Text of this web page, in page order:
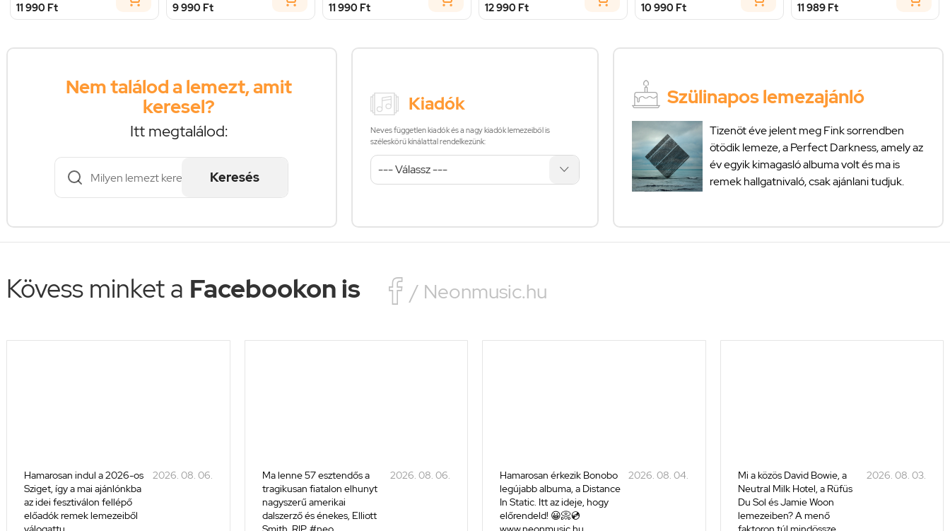
11 990 Ft 9 990 Ft 11 990 Ft 12 990 Ft 10 990 Ft 11 989 Ft
Nem találod a lemezt, amit
keresel?
Itt megtalálod:
Keresés
Kiadók
Neves független kiadók és a nagy kiadók lemezeiből is
széleskörű kínálattal rendelkezünk:
Szülinapos lemezajánló
Tizenöt éve jelent meg Fink sorrendben
ötödik lemeze, a Perfect Darkness, amely az
év egyik kimagasló albuma volt és ma is
remek hallgatnivaló, csak ajánlani tudjuk.
Kövess minket a Facebookon is  / Neonmusic.hu
Hamarosan indul a 2026-os
Sziget, így a mai ajánlónkba
az idei fesztiválon fellépő
előadók remek lemezeiből
2026. 08. 06.
Ma lenne 57 esztendős a
tragikusan fiatalon elhunyt
nagyszerű amerikai
dalszerző és énekes, Elliott
2026. 08. 06.
Hamarosan érkezik Bonobo
legújabb albuma, a Distance
In Static. Itt az ideje, hogy
előrendeld! 😀📀💿
2026. 08. 04.
Mi a közös David Bowie, a
Neutral Milk Hotel, a Rüfüs
Du Sol és Jamie Woon
lemezeiben? A menő
2026. 08. 03.